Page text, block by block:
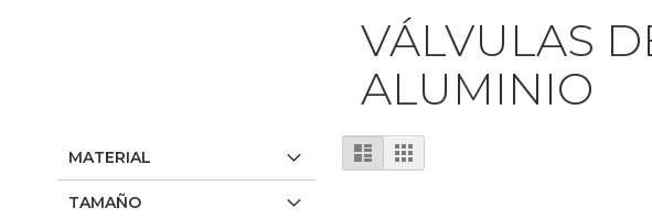
VÁLVULAS
ALUMINIO
View
as
List Grid
MATERIAL
TAMAÑO